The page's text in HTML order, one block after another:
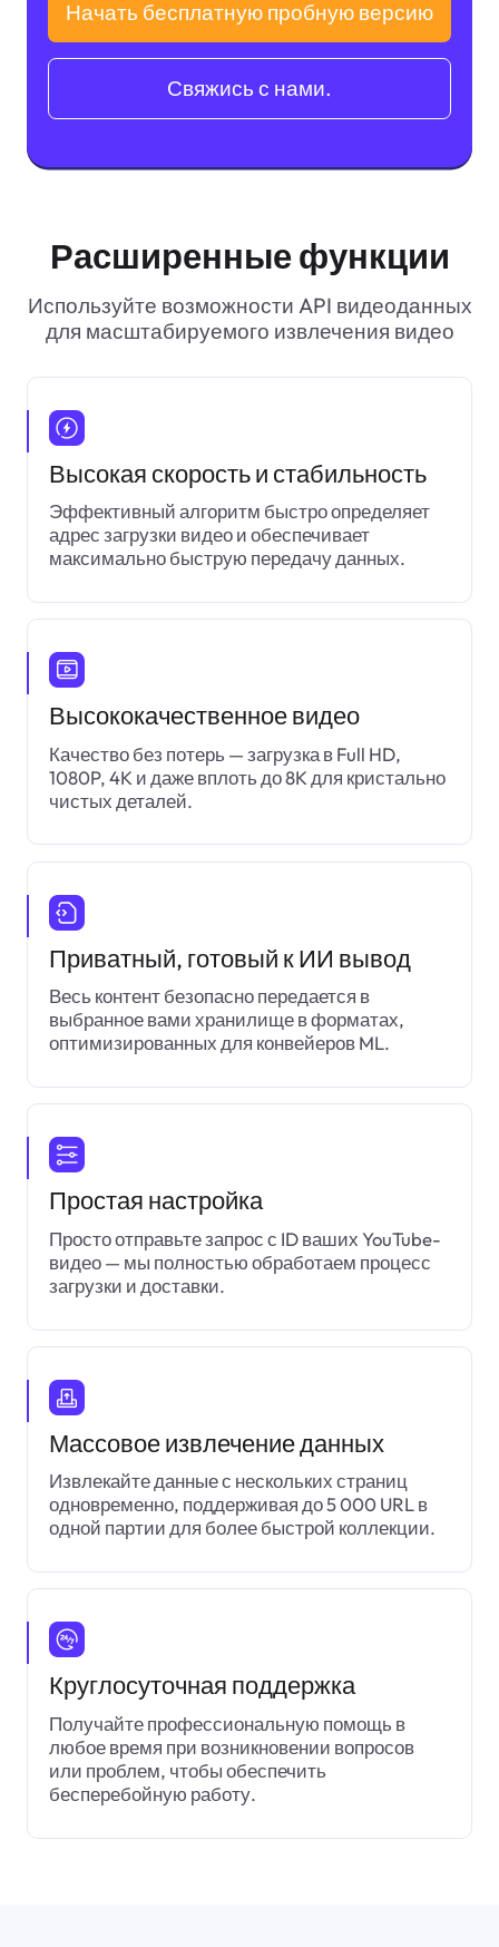
Начать бесплатную пробную версию
Свяжись с нами.
Расширенные функции
Используйте возможности API видеоданных
для масштабируемого извлечения видео
Высокая скорость и стабильность
Эффективный алгоритм быстро определяет
адрес загрузки видео и обеспечивает
максимально быструю передачу данных.
Высококачественное видео
Качество без потерь — загрузка в Full HD,
1080P, 4K и даже вплоть до 8K для кристально
чистых деталей.
Приватный, готовый к ИИ вывод
Весь контент безопасно передается в
выбранное вами хранилище в форматах,
оптимизированных для конвейеров ML.
Простая настройка
Просто отправьте запрос с ID ваших YouTube-
видео — мы полностью обработаем процесс
загрузки и доставки.
Массовое извлечение данных
Извлекайте данные с нескольких страниц
одновременно, поддерживая до 5 000 URL в
одной партии для более быстрой коллекции.
Круглосуточная поддержка
Получайте профессиональную помощь в
любое время при возникновении вопросов
или проблем, чтобы обеспечить
бесперебойную работу.